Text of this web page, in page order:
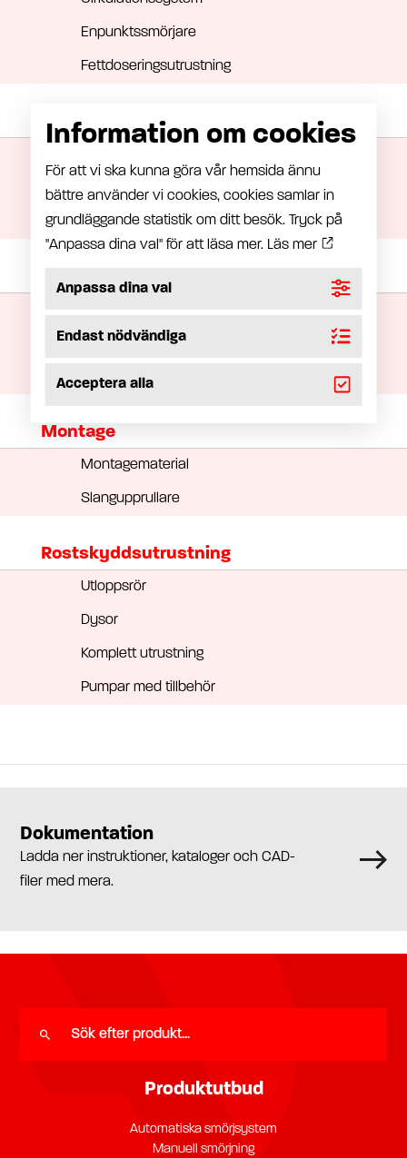
Enpunktssmörjare
Fettdoseringsutrustning
Manuell smörjning
Oljehantering
Fettpump
Fettflödesmätning
LubeMon – Smörjningsövervakning
Fettmätare
Montage
Montagematerial
Slangupprullare
Rostskyddsutrustning
Utloppsrör
Dysor
Komplett utrustning
Pumpar med tillbehör
Dokumentation
Ladda ner instruktioner, kataloger och CAD-
filer med mera.
Produktutbud
Automatiska smörjsystem
Manuell smörjning
Information om cookies
För att vi ska kunna göra vår hemsida ännu
bättre använder vi cookies, cookies samlar in
grundläggande statistik om ditt besök. Tryck på
"Anpassa dina val" för att läsa mer. Läs mer
Anpassa dina val
Endast nödvändiga
Acceptera alla